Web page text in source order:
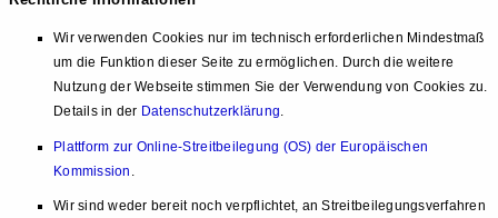
Wir verwenden Cookies nur im technisch erforderlichen Mindestmaß
um die Funktion dieser Seite zu ermöglichen. Durch die weitere
Nutzung der Webseite stimmen Sie der Verwendung von Cookies zu.
Details in der Datenschutzerklärung.
Plattform zur Online-Streitbeilegung (OS) der Europäischen
Kommission
Wir sind weder bereit noch verpflichtet, an Streitbeilegungsverfahren